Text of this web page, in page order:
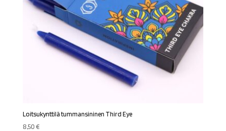
Loitsukynttilä tummansininen Third Eye
8,50€